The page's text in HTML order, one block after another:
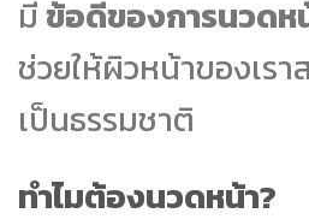
มีข้อดีของการนวดห
ช่วยให้ผิวหน้าของเรา
เป็นธรรมชาติ
ทำไมต้องนวดหน้า?